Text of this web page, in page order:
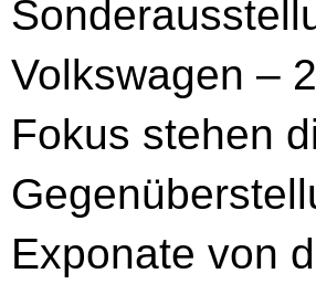
Volkswagen –
Fokus stehen
Exponate von